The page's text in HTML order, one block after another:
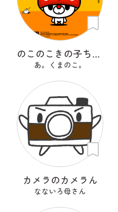
のこのこきの子ちゃん
あ。くまのこ。
カメラのカメラん
なないろ母さん